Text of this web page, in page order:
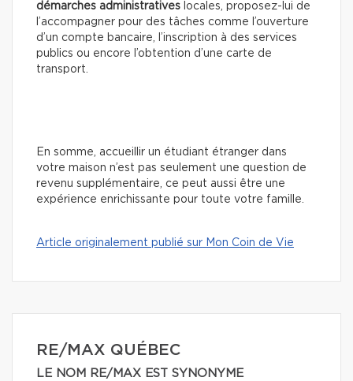
démarches administratives locales, proposez-lui de
l’accompagner pour des tâches comme l’ouverture
d’un compte bancaire, l’inscription à des services
publics ou encore l’obtention d’une carte de
transport.
En somme, accueillir un étudiant étranger dans
votre maison n’est pas seulement une question de
revenu supplémentaire, ce peut aussi être une
expérience enrichissante pour toute votre famille.
Article originalement publié sur Mon Coin de Vie
RE/MAX QUÉBEC
LE NOM RE/MAX EST SYNONYME